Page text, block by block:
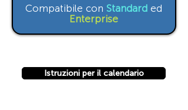
Compatibile con Standard ed
Enterprise
Istruzioni per il calendario